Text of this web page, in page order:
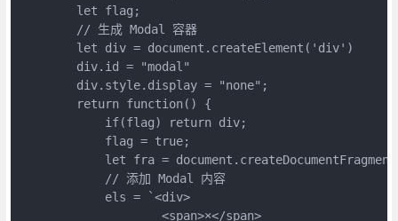
        let flag;
        // 生成 Modal 容器
        let div = document.createElement('div')
        div.id = "modal"
        div.style.display = "none";
        return function() {
            if(flag) return div;
            flag = true;
let fra =
            // 添加 Modal 内容
            els = `<div>
                    <span>×</span>